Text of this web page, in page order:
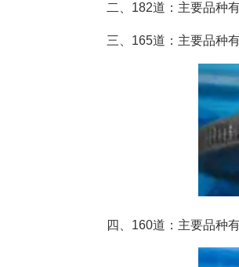
二、182道：主要品种有
三、165道：主要品种有
四、160道：主要品种有